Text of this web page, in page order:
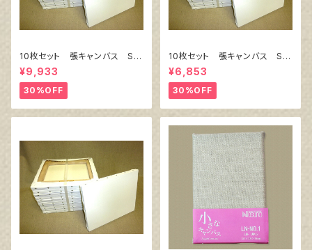
10枚セット 張キャンバス Sn
owWhite SPC（綿・ポリエステ
ル）F8 455㎜×380㎜
¥9,933
30%OFF
10枚セット 張キャンバス Sn
owWhite SPC（綿・ポリエステ
ル）F4 333㎜×242㎜
¥6,853
30%OFF